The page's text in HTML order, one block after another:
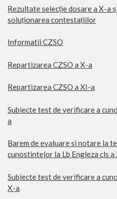
Rezultate selecție dosare a X-a
soluționarea contestațiilor
Informatii CZSO
Repartizarea CZSO a X-a
Repartizarea CZSO a XI-a
Subiecte test de verificare a
a
Barem de evaluare si notare la
cunostintelor la Lb Engleza cls a
Subiecte test de verificare a
X-a